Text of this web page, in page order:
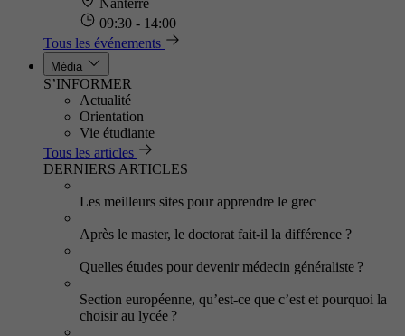
Nanterre
09:30 - 14:00
Tous les événements
Média
S’INFORMER
Actualité
Orientation
Vie étudiante
Tous les articles
DERNIERS ARTICLES
Les meilleurs sites pour apprendre le grec
Après le master, le doctorat fait-il la différence ?
Quelles études pour devenir médecin généraliste ?
Section européenne, qu’est-ce que c’est et pourquoi la
choisir au lycée ?